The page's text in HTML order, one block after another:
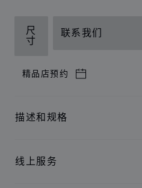
尺
寸
联系我们
精品店预约
描述和规格
线上服务